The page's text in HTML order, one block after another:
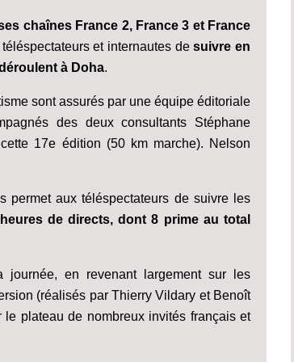
chaînes France 2, France 3 et France
et internautes desuivre en
à Doha.
sont assurés par une équipe éditoriale
des deux consultants Stéphane
17e édition (50 km marche). Nelson
permet aux téléspectateurs de suivre les
de directs, dont 8 prime au total
en revenant largement sur les
(réalisés par Thierry Vildary et Benoît
plateau de nombreux invités français et